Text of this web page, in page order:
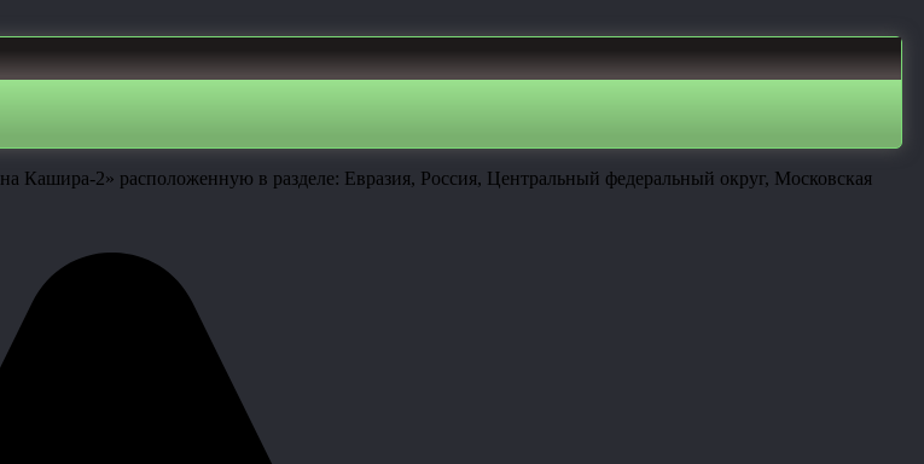
Кашира-2» расположенную в разделе: Евразия, Россия, Центральный федеральный округ, Московская